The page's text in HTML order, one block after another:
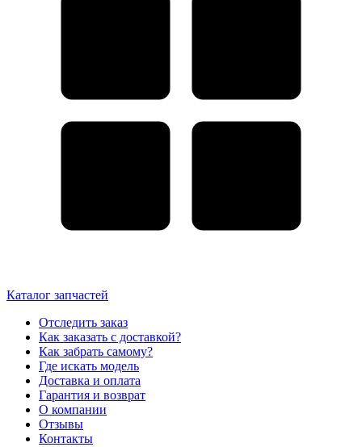
Каталог запчастей
Отследить заказ
Как заказать с доставкой?
Как забрать самому?
Где искать модель
Доставка и оплата
Гарантия и возврат
О компании
Отзывы
Контакты